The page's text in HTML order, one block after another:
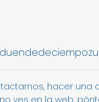
hacer una
ves en la web,